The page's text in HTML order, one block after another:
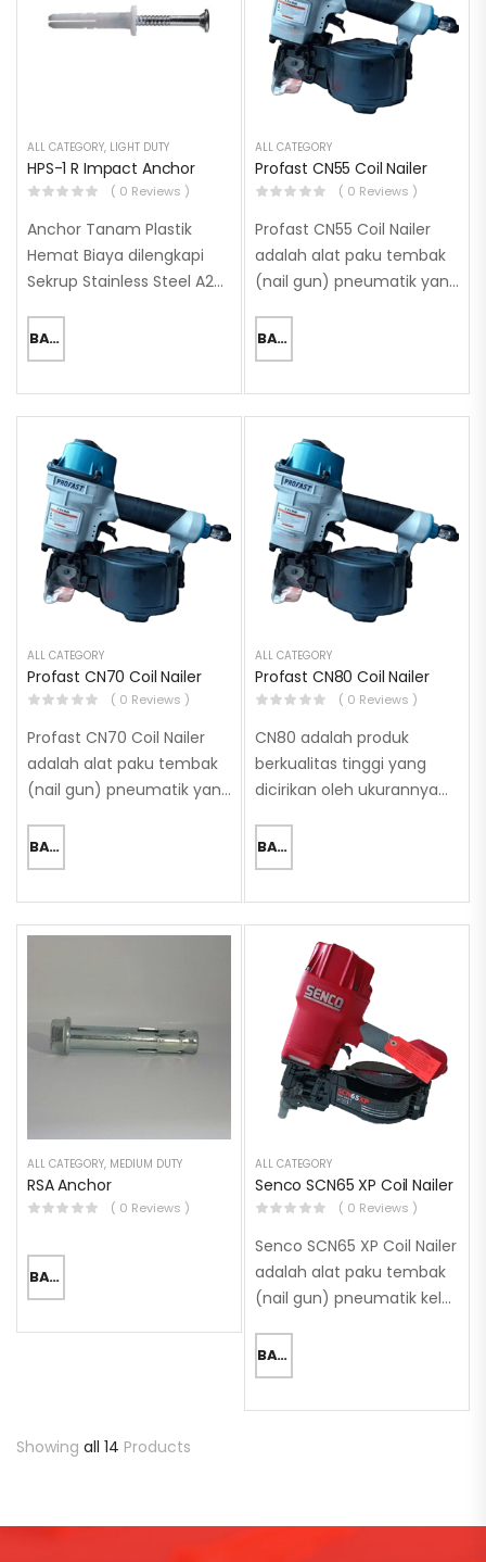
Persetujuan / Laporan Uji…
ALL CATEGORY, LIGHT DUTY
HPS-1 R Impact Anchor
( 0 Reviews )
Anchor Tanam Plastik
Hemat Biaya dilengkapi
Sekrup Stainless Steel A2
Luar Ruangan. Tipe Kepala:
Kepala Datar. Cocok untuk
Interior dengan
kelembaban/kondensasi
temporer. Eksterior
(Lokasi…
BACA SELENGKAPNYA
ALL CATEGORY
Profast CN55 Coil Nailer
( 0 Reviews )
Profast CN55 Coil Nailer
adalah alat paku tembak
(nail gun) pneumatik yang
seri Coil Nailer. Alat ini ideal
untuk pekerjaan industri
khususnya perakitan
palet…
BACA SELENGKAPNYA
ALL CATEGORY
Profast CN70 Coil Nailer
( 0 Reviews )
Profast CN70 Coil Nailer
adalah alat paku tembak
(nail gun) pneumatik yang
industri untuk merakit
palet, peti kemas kayu,
berat lainnya. Alat ini
BACA SELENGKAPNYA
ALL CATEGORY
Profast CN80 Coil Nailer
( 0 Reviews )
CN80 adalah produk
berkualitas tinggi yang
dicirikan oleh ukurannya
spesifiknya. Tinggi: 28,3
cm Panjang: 30,4 cm
memiliki bobot yang
cukup substansial…
BACA SELENGKAPNYA
ALL CATEGORY, MEDIUM DUTY
RSA Anchor
( 0 Reviews )
BACA SELENGKAPNYA
ALL CATEGORY
Senco SCN65 XP Coil Nailer
( 0 Reviews )
Senco SCN65 XP Coil Nailer
adalah alat paku tembak
(nail gun) pneumatik kelas
pada rasio bobot-ke-
tenaga yang unggul. Alat
BACA SELENGKAPNYA
Showing all 14 Products